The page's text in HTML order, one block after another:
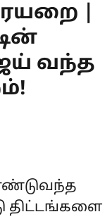
|
வந்த
திட்டங்களை